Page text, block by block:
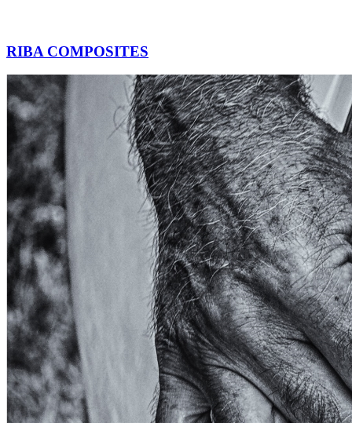
RIBA COMPOSITES